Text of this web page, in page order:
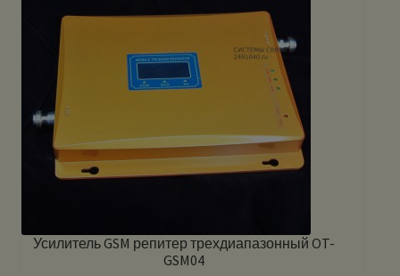
Усилитель GSM репитер трехдиапазонный OT-
GSM04